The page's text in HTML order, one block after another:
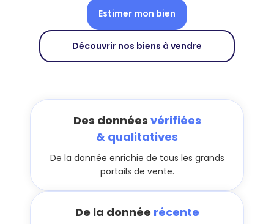
Estimer mon bien
Découvrir nos biens à vendre
Des données vérifiées
& qualitatives
De la donnée enrichie de tous les grands
portails de vente.
De la donnée récente